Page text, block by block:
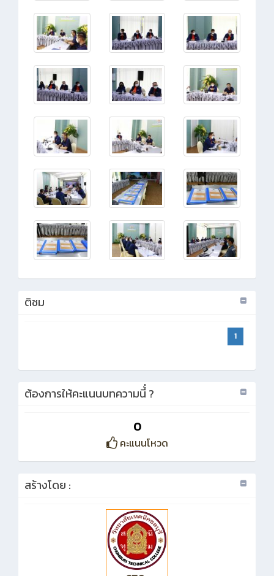
ติชม
1
ต้องการให้คะแนนบทความนี้่ ?
0
คะแนนโหวด
สร้างโดย :